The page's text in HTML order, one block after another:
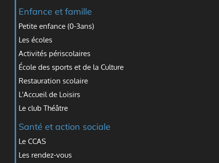
Enfance et famille
Petite enfance (0-3ans)
Les écoles
Activités périscolaires
École des sports et de la Culture
Restauration scolaire
L'Accueil de Loisirs
Le club Théâtre
Santé et action sociale
Le CCAS
Les rendez-vous